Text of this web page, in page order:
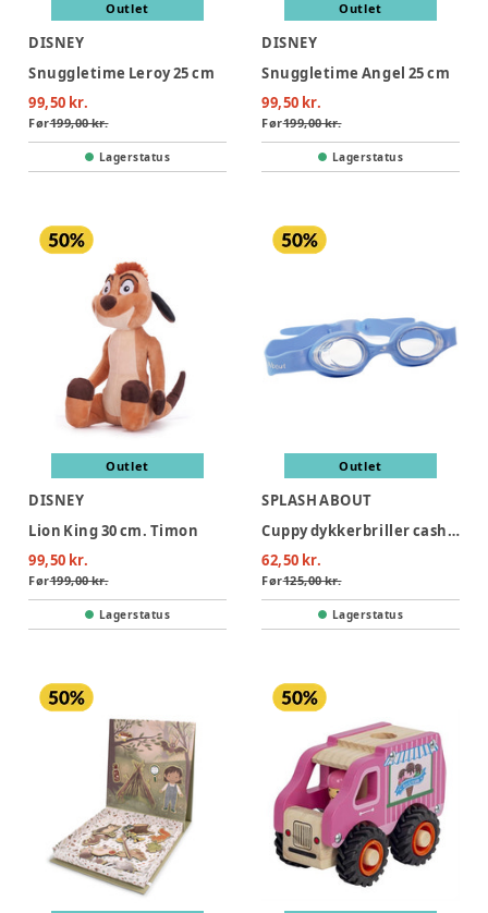
Outlet
DISNEY
Snuggletime Leroy 25 cm
99,50 kr.
Før199,00 kr.
Lagerstatus
Outlet
DISNEY
Snuggletime Angel 25 cm
99,50 kr.
Før199,00 kr.
Lagerstatus
Outlet
DISNEY
Lion King 30 cm. Timon
99,50 kr.
Før199,00 kr.
Lagerstatus
Outlet
SPLASH ABOUT
Cuppy dykkerbriller cashmere- infant 2-6 years
62,50 kr.
Før125,00 kr.
Lagerstatus